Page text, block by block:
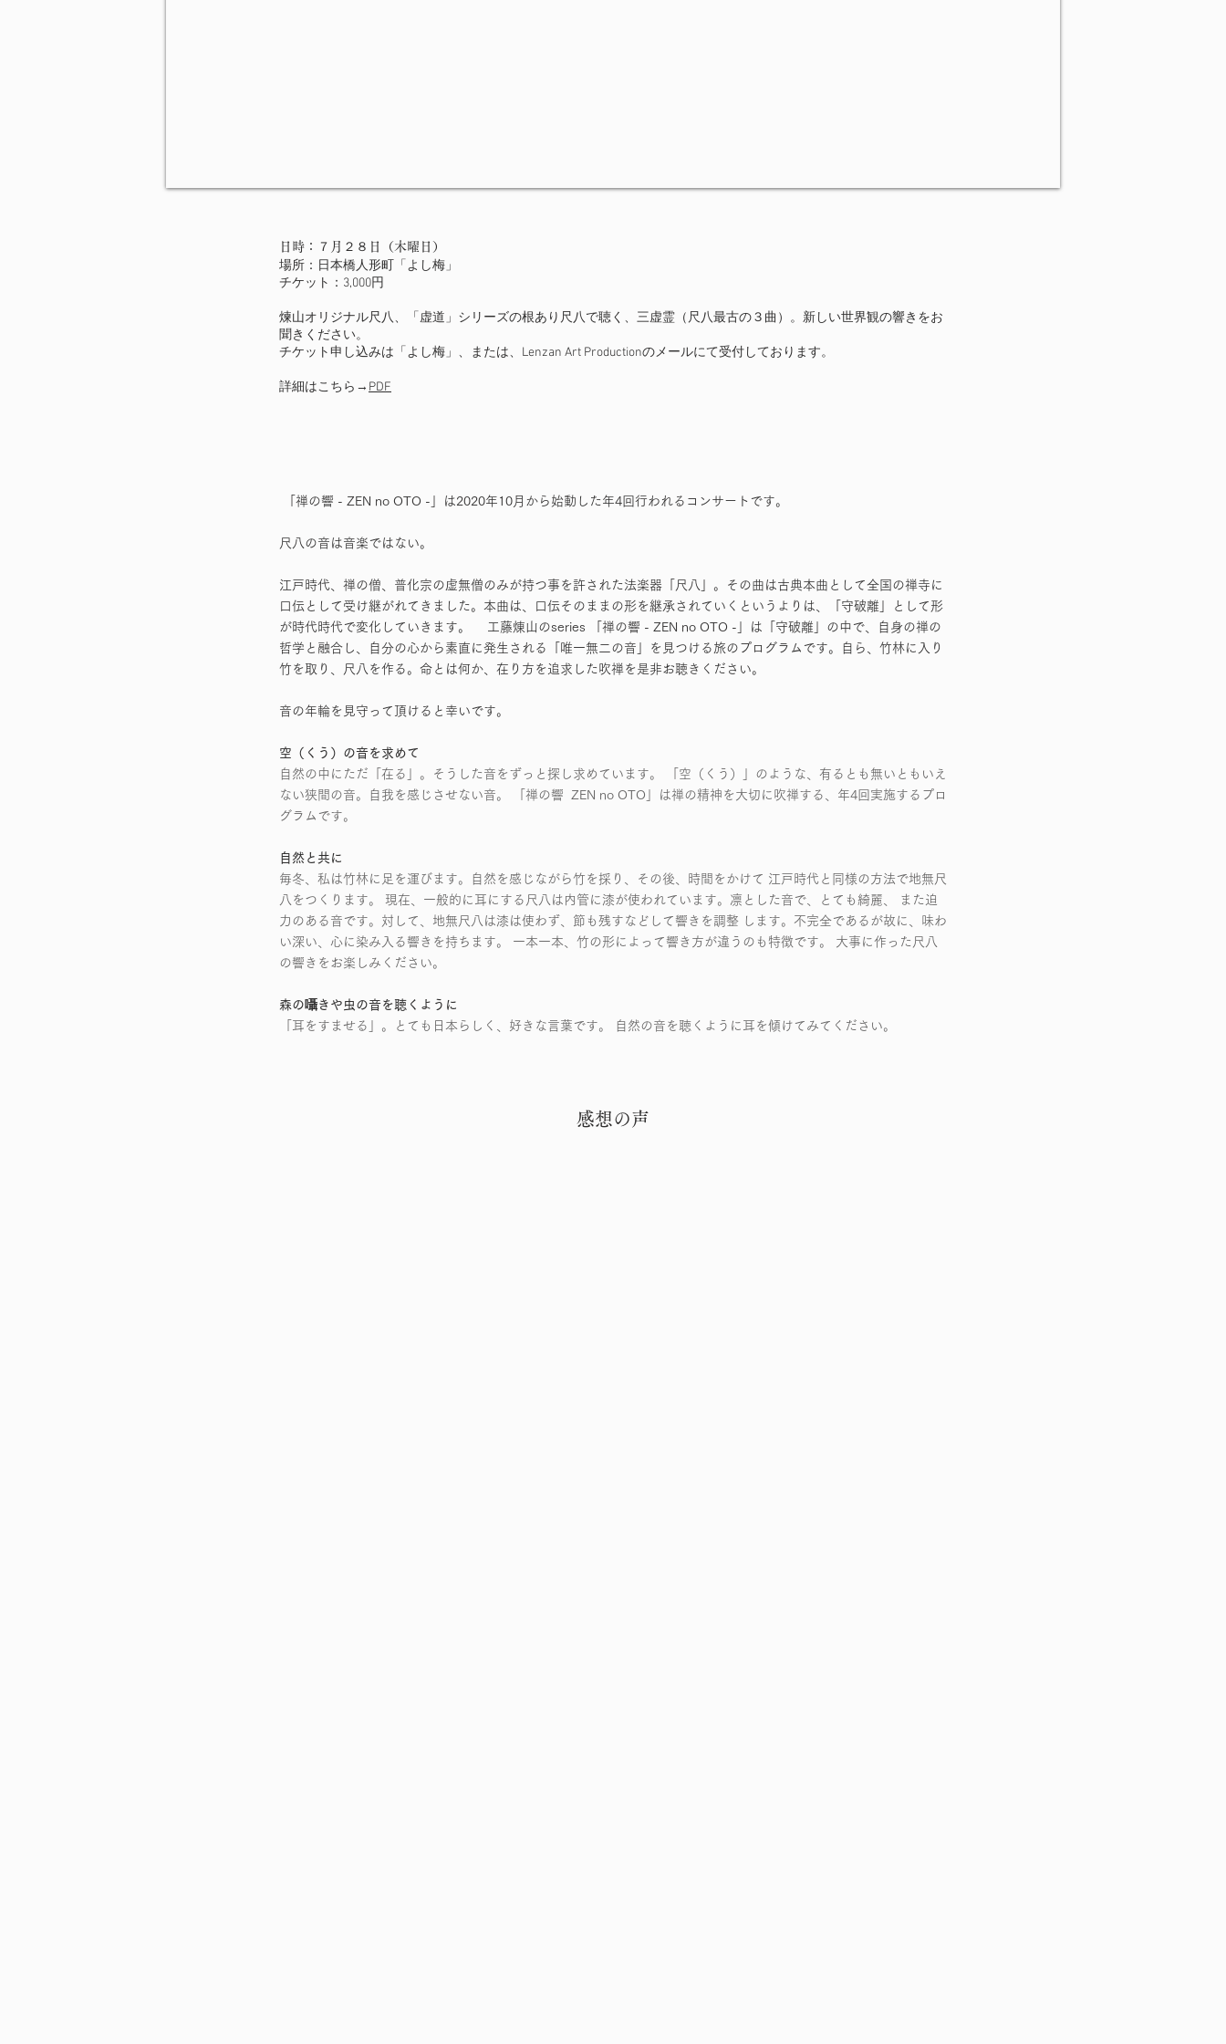
日時：７月２８日（木曜日）
場所：日本橋人形町「よし梅」
チケット：3,000円
煉山オリジナル尺八、「虚道」シリーズの根あり尺八で聴く、三虚霊（尺八最古の３曲）。新しい世界観の響きをお
聞きください。
チケット申し込みは「よし梅」、または、Lenzan Art Productionのメールにて受付しております。
詳細はこちら​→ PDF
「禅の響 - ZEN no OTO -」は2020年10月から始動した年4回行われるコンサートです。
尺八の音は音楽ではない。
江戸時代、禅の僧、普化宗の虚無僧のみが持つ事を許された法楽器「尺八」。その曲は古典本曲として全国の禅寺に
口伝として受け継がれてきました。本曲は、口伝そのままの形を継承されていくというよりは、「守破離」として形
が時代時代で変化していきます。 工藤煉山のseries 「禅の響 - ZEN no OTO -」は「守破離」の中で、自身の禅の
哲学と融合し、自分の心から素直に発生される「唯一無二の音」を見つける旅のプログラムです。自ら、竹林に入り
竹を取り、尺八を作る。命とは何か、在り方を追求した吹禅を是非お聴きください。
音の年輪を見守って頂けると幸いです。
空（くう）の音を求めて
自然の中にただ「在る」。そうした音をずっと探し求めています。 「空（くう）」のような、有るとも無いともいえ
ない狭間の音。自我を感じさせない音。 「禅の響 ZEN no OTO」は禅の精神を大切に吹禅する、年4回実施するプロ
グラムです。
自然と共に
毎冬、私は竹林に足を運びます。自然を感じながら竹を採り、その後、時間をかけて 江戸時代と同様の方法で地無尺
八をつくります。 現在、一般的に耳にする尺八は内管に漆が使われています。凛とした音で、とても綺麗、 また迫
力のある音です。対して、地無尺八は漆は使わず、節も残すなどして響きを調整 します。不完全であるが故に、味わ
い深い、心に染み入る響きを持ちます。 一本一本、竹の形によって響き方が違うのも特徴です。 大事に作った尺八
の響きをお楽しみください。
森の囁きや虫の音を聴くように
「耳をすませる」。とても日本らしく、好きな言葉です。 自然の音を聴くように耳を傾けてみてください。
​感想の声